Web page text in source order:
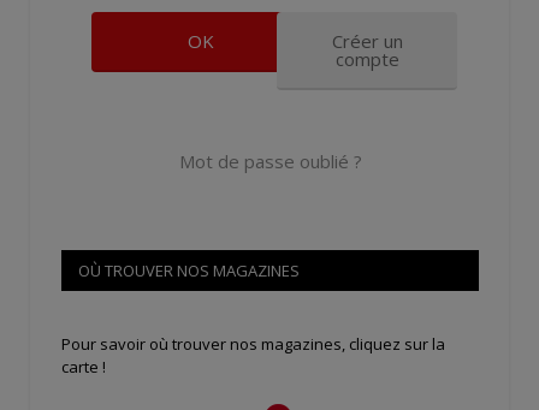
Créer un
compte
Mot de passe oublié ?
OÙ TROUVER NOS MAGAZINES
Pour savoir où trouver nos magazines, cliquez sur la
carte !